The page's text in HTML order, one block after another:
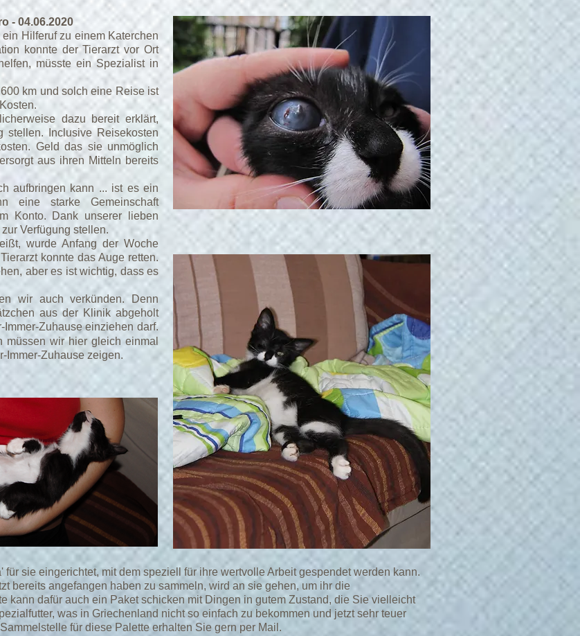
- 04.06.2020
Hilferuf zu einem Katerchen
konnte der Tierarzt vor Ort
müsste ein Spezialist in
km und solch eine Reise ist
dazu bereit erklärt,
stellen. Inclusive Reisekosten
Geld das sie unmöglich
aus ihren Mitteln bereits
aufbringen kann ... ist es ein
eine starke Gemeinschaft
Konto. Dank unserer lieben
Verfügung stellen.
wurde Anfang der Woche
konnte das Auge retten.
aber es ist wichtig, dass es
wir auch verkünden. Denn
aus der Klinik abgeholt
Zuhause einziehen darf.
wir hier gleich einmal
Immer-Zuhause zeigen.
sie eingerichtet, mit dem speziell für ihre wertvolle Arbeit gespendet werden kann.
bereits angefangen haben zu sammeln, wird an sie gehen, um ihr die
kann dafür auch ein Paket schicken mit Dingen in gutem Zustand, die Sie vielleicht
was in Griechenland nicht so einfach zu bekommen und jetzt sehr teuer
für diese Palette erhalten Sie gern per Mail.